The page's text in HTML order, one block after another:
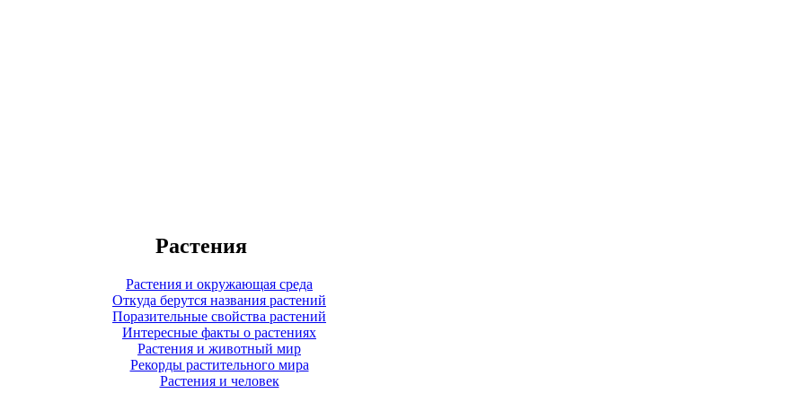
Растения
Растения и окружающая среда
Откуда берутся названия растений
Поразительные свойства растений
Интересные факты о растениях
Растения и животный мир
Рекорды растительного мира
Растения и человек